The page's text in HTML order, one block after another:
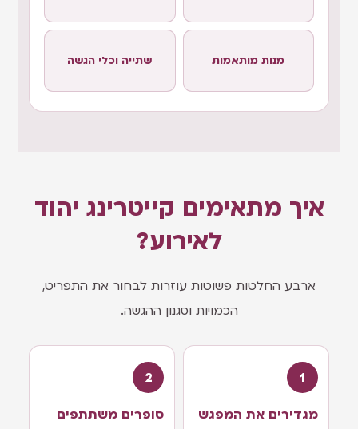
מנות מותאמות שתייה וכלי הגשה
איך מתאימים קייטרינג יהוד
לאירוע?
ארבע החלטות פשוטות עוזרות לבחור את התפריט,
הכמויות וסגנון ההגשה.
מגדירים את המפגש סופרים משתתפים